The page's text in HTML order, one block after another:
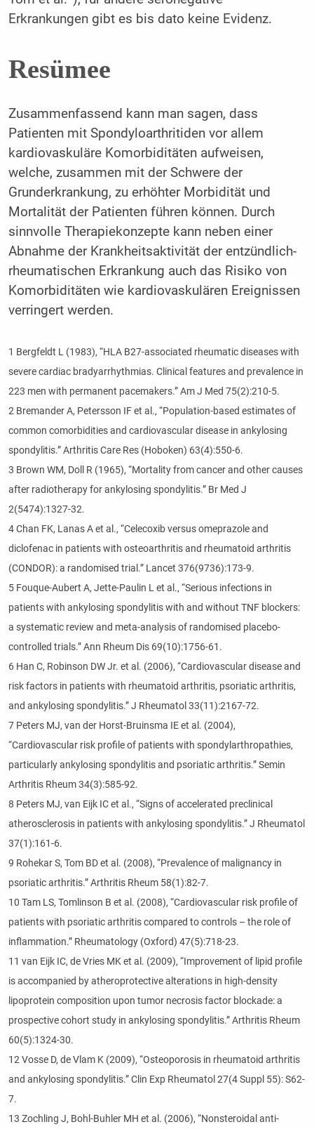
Erkrankungen gibt es bis dato keine Evidenz.
Resümee
Zusammenfassend kann man sagen, dass
Patienten mit Spondyloarthritiden vor allem
kardiovaskuläre Komorbiditäten aufweisen,
welche, zusammen mit der Schwere der
Grunderkrankung, zu erhöhter Morbidität und
Mortalität der Patienten führen können. Durch
sinnvolle Therapiekonzepte kann neben einer
Abnahme der Krankheitsaktivität der entzündlich-
rheumatischen Erkrankung auch das Risiko von
Komorbiditäten wie kardiovaskulären Ereignissen
verringert werden.
1 Bergfeldt L (1983), “HLA B27-associated rheumatic diseases with
severe cardiac bradyarrhythmias. Clinical features and prevalence in
223 men with permanent pacemakers.” Am J Med 75(2):210-5.
2 Bremander A, Petersson IF et al., “Population-based estimates of
common comorbidities and cardiovascular disease in ankylosing
spondylitis.” Arthritis Care Res (Hoboken) 63(4):550-6.
3 Brown WM, Doll R (1965), “Mortality from cancer and other causes
after radiotherapy for ankylosing spondylitis.” Br Med J
2(5474):1327-32.
4 Chan FK, Lanas A et al., “Celecoxib versus omeprazole and
diclofenac in patients with osteoarthritis and rheumatoid arthritis
(CONDOR): a randomised trial.” Lancet 376(9736):173-9.
5 Fouque-Aubert A, Jette-Paulin L et al., “Serious infections in
patients with ankylosing spondylitis with and without TNF blockers:
a systematic review and meta-analysis of randomised placebo-
controlled trials.” Ann Rheum Dis 69(10):1756-61.
6 Han C, Robinson DW Jr. et al. (2006), “Cardiovascular disease and
risk factors in patients with rheumatoid arthritis, psoriatic arthritis,
and ankylosing spondylitis.” J Rheumatol 33(11):2167-72.
7 Peters MJ, van der Horst-Bruinsma IE et al. (2004),
“Cardiovascular risk profile of patients with spondylarthropathies,
particularly ankylosing spondylitis and psoriatic arthritis.” Semin
Arthritis Rheum 34(3):585-92.
8 Peters MJ, van Eijk IC et al., “Signs of accelerated preclinical
atherosclerosis in patients with ankylosing spondylitis.” J Rheumatol
37(1):161-6.
9 Rohekar S, Tom BD et al. (2008), “Prevalence of malignancy in
psoriatic arthritis.” Arthritis Rheum 58(1):82-7.
10 Tam LS, Tomlinson B et al. (2008), “Cardiovascular risk profile of
patients with psoriatic arthritis compared to controls – the role of
inflammation.” Rheumatology (Oxford) 47(5):718-23.
11 van Eijk IC, de Vries MK et al. (2009), “Improvement of lipid profile
is accompanied by atheroprotective alterations in high-density
lipoprotein composition upon tumor necrosis factor blockade: a
prospective cohort study in ankylosing spondylitis.” Arthritis Rheum
60(5):1324-30.
12 Vosse D, de Vlam K (2009), “Osteoporosis in rheumatoid arthritis
and ankylosing spondylitis.” Clin Exp Rheumatol 27(4 Suppl 55): S62-
7.
13 Zochling J, Bohl-Buhler MH et al. (2006), “Nonsteroidal anti-